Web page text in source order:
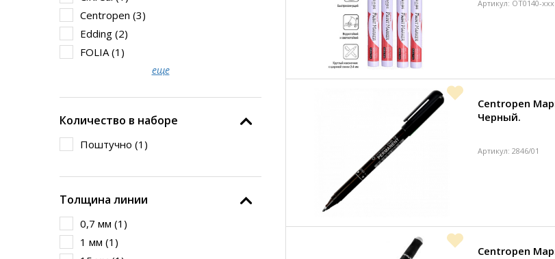
Centropen (3)
Edding (2)
FOLIA (1 )
еще
Количество в наборе
Поштучно (1 )
Толщина линии
0,7 мм (1 )
1 мм (1 )
Артикул: OT0140-xxx
Centropen
Черный.
Артикул: 2846/01
Centropen